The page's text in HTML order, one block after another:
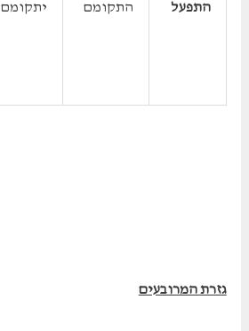
התפעל התקומם יתקומם
גזרת המרובעים